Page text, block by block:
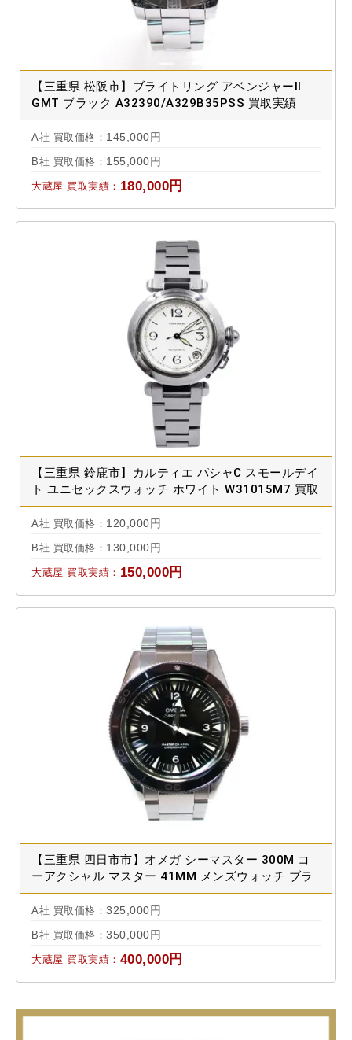
【三重県 松阪市】ブライトリング アベンジャーⅡ
GMT ブラック A32390/A329B35PSS 買取実績
2021.06
A社 買取価格： 145,000円
B社 買取価格： 155,000円
大蔵屋 買取実績： 180,000円
【三重県 鈴鹿市】カルティエ パシャC スモールデイ
ト ユニセックスウォッチ ホワイト W31015M7 買取
実績 2026.04
A社 買取価格： 120,000円
B社 買取価格： 130,000円
大蔵屋 買取実績： 150,000円
【三重県 四日市市】オメガ シーマスター 300M コ
ーアクシャル マスター 41MM メンズウォッチ ブラ
ック 233.30.41.21.01.001 買取実績 2024.07
A社 買取価格： 325,000円
B社 買取価格： 350,000円
大蔵屋 買取実績： 400,000円